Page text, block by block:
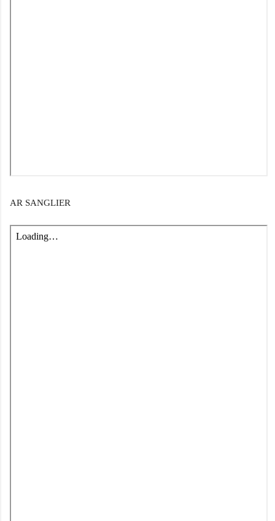
AR SANGLIER